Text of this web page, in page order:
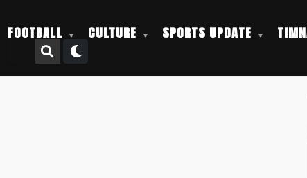
FOOTBALL CULTURE SPORTS UPDATE